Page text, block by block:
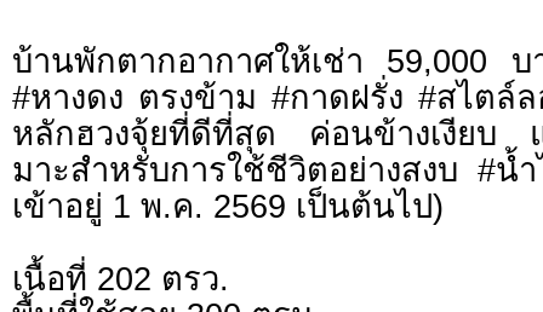
บ้านพักตากอากาศให้เช่า 59,000 บ
#หางดง ตรงข้าม #กาดฝรั่ง #สไตล์
หลักฮวงจุ้ยที่ดีที่สุด ค่อนข้างเงียบ
มาะสําหรับการใช้ชีวิตอย่างสงบ #น้
เข้าอยู่ 1 พ.ค. 2569 เป็นต้นไป)
เนื้อที่ 202 ตรว.